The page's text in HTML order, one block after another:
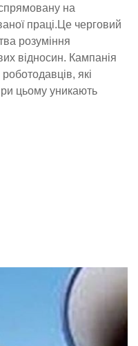
на
праці.Це черговий
розуміння
відносин. Кампанія
які
цьому уникають